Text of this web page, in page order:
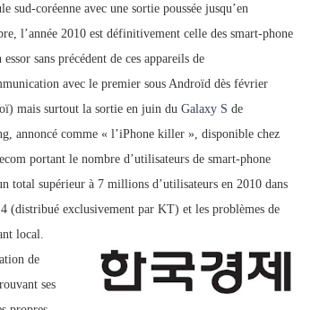
sud-coréenne avec une sortie poussée jusqu’en
l’année 2010 est définitivement celle des smart-phone
essor sans précédent de ces appareils de
cation avec le premier sous Androïd dès février
mais surtout la sortie en juin du Galaxy S de
annoncé comme « l’iPhone killer », disponible chez
portant le nombre d’utilisateurs de smart-phone
total supérieur à 7 millions d’utilisateurs en 2010 dans
(distribué exclusivement par KT) et les problèmes de
local.
de
uvant ses